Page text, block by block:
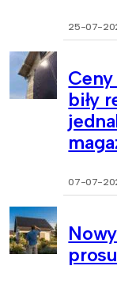
25-07-
biły
07-07-